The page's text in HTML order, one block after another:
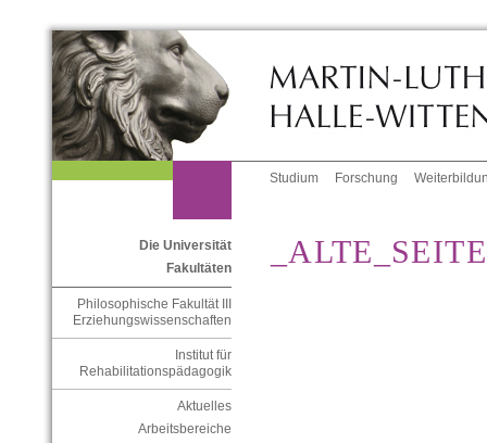
Studium Forschung
Die Universität
Fakultäten
Philosophische Fakultät III
Erziehungswissenschaften
Institut für
Rehabilitationspädagogik
Aktuelles
Arbeitsbereiche